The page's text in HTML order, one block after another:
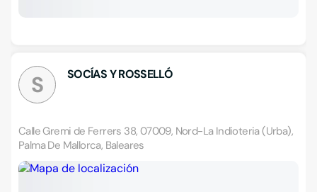
S SOCÍAS Y ROSSELLÓ
Calle Gremi de Ferrers 38, 07009, Nord-La Indioteria (Urba),
Palma De Mallorca, Baleares